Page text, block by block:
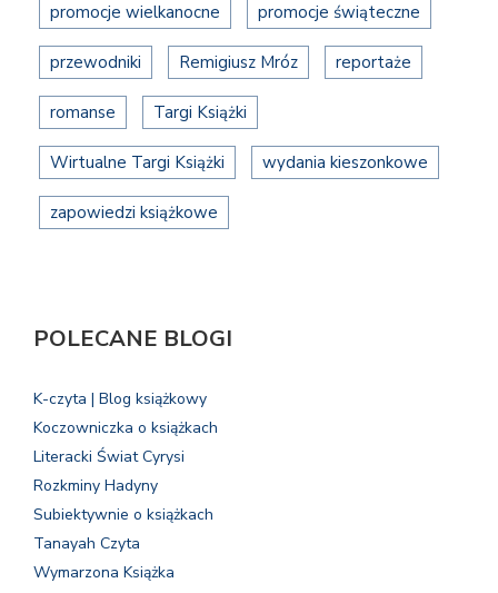
promocje wielkanocne promocje świąteczne
przewodniki Remigiusz Mróz reportaże
romanse Targi Książki
Wirtualne Targi Książki wydania kieszonkowe
zapowiedzi książkowe
POLECANE BLOGI
K-czyta | Blog książkowy
Koczowniczka o książkach
Literacki Świat Cyrysi
Rozkminy Hadyny
Subiektywnie o książkach
Tanayah Czyta
Wymarzona Książka